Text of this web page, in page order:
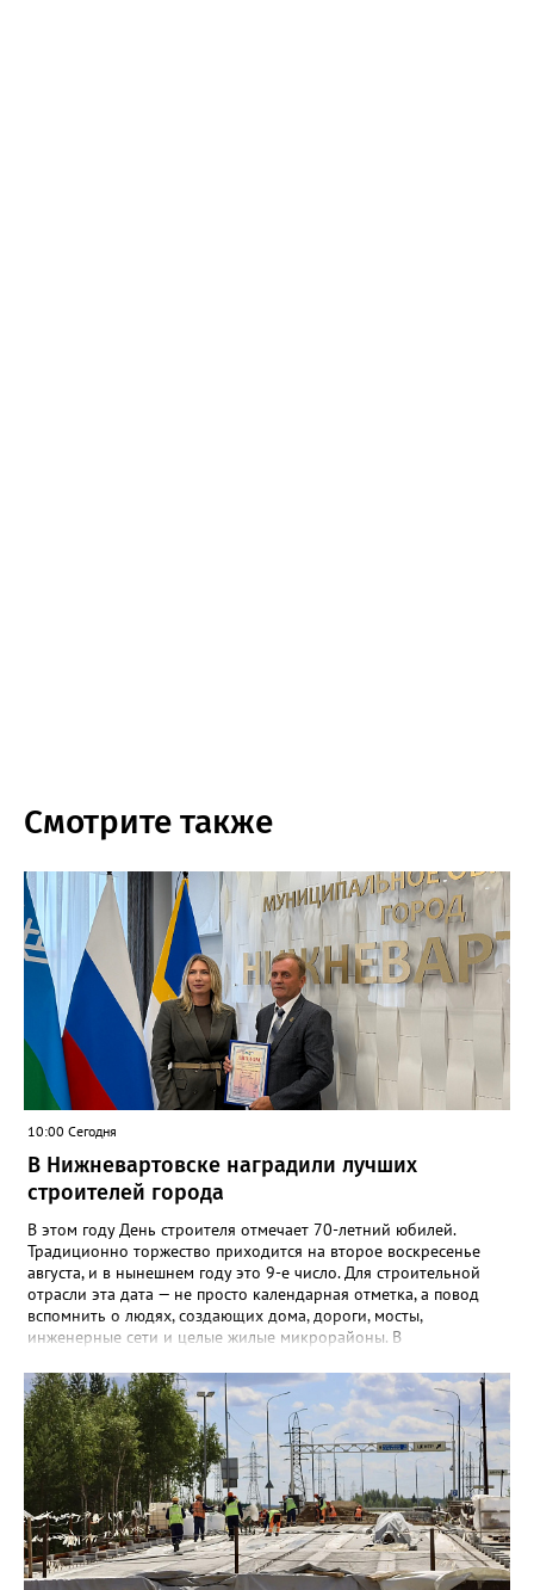
Смотрите также
10:00 Сегодня
В Нижневартовске наградили лучших
строителей города
В этом году День строителя отмечает 70-летний юбилей.
Традиционно торжество приходится на второе воскресенье
августа, и в нынешнем году это 9-е число. Для строительной
отрасли эта дата — не просто календарная отметка, а повод
вспомнить о людях, создающих дома, дороги, мосты,
инженерные сети и целые жилые микрорайоны. В
города ежегодно проводит конкурс «Лучший строитель города
Нижневартовска». К участию приглашаются строительные
организации, работающие в сфере жилищного и
коммунального строительства, а также предприятия по
производству и поставке строительных и отделочных
материалов — независимо от форм собственности и
ведомственной принадлежности, расположенные
непосредственно в Нижневартовске. Накануне в
администрации состоялось награждение победителей.
Заместитель директора департамента, начальник управления